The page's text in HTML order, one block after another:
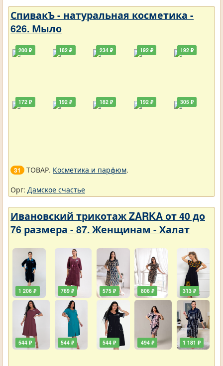
СпивакЪ - натуральная косметика -
626. Мыло
200 ₽
172 ₽
182 ₽
192 ₽
234 ₽
182 ₽
192 ₽
192 ₽
192 ₽
305 ₽
31 ТОВАР. Косметика и парфюм.
Орг: Дамское счастье
Ивановский трикотаж ZARKA от 40 до
76 размера - 87. Женщинам - Халат
1 206 ₽
544 ₽
769 ₽
544 ₽
575 ₽
544 ₽
806 ₽
494 ₽
313 ₽
1 181 ₽